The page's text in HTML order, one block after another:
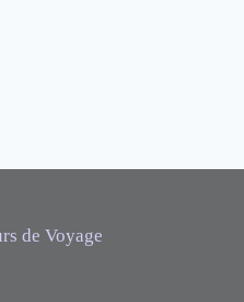
de Voyage